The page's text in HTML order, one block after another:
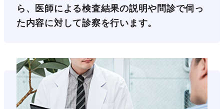
ら、医師による検査結果の説明や問診で伺っ
た内容に対して診察を行います。